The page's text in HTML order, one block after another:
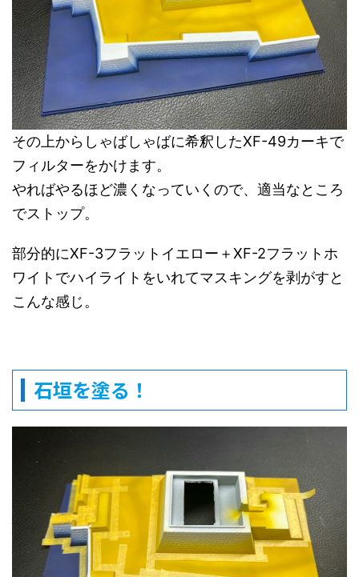
その上からしゃばしゃばに希釈したXF-49カーキで
フィルターをかけます。
やればやるほど濃くなっていくので、適当なところ
でストップ。
部分的にXF-3フラットイエロー＋XF-2フラットホ
ワイトでハイライトをいれてマスキングを剥がすと
こんな感じ。
石垣を塗る！